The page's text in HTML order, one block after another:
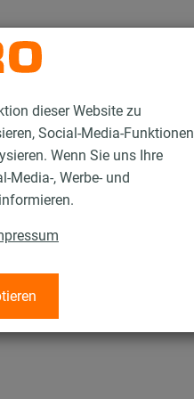
dieser Website zu
Social-Media-Funktionen
Wenn Sie uns Ihre
Media-, Werbe- und